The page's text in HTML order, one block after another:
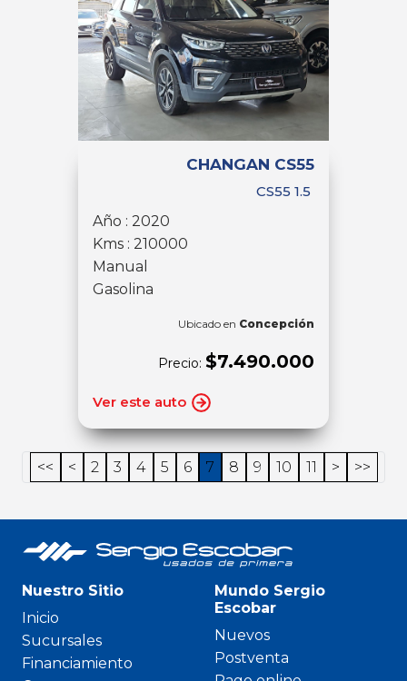
CHANGAN CS55
CS55 1.5
Año : 2020
Kms : 210000
Manual
Gasolina
Ubicado en Concepción
Precio: $7.490.000
Ver este auto
<< < 2 3 4 5 6 7 8 9 10 11 > >>
Nuestro Sitio
Inicio
Sucursales
Financiamiento
Mundo Sergio
Escobar
Nuevos
Postventa